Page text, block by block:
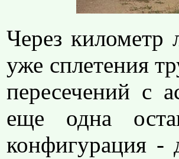
Через километр
уже сплетения
пересечений с
еще одна
конфигурация -